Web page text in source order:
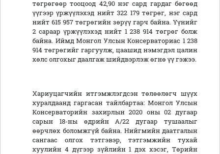
төгрөгөөр тооцоод 42,90 нэг сард гардаг бөгөөд
үүгээр үржүүлэхэд нийт 322 179 төгрөг, нэг сард
нийт 615 957 төгрөгийн зөрүү гарч байна. Үүнийг
2 сараар үржүүлэхэд нийт 1 238 914 төгрөг болж
байна. Иймд Монгол Улсын Консерваториас 1 238
914 төгрөгийг гаргуулж, цаашид нэмэгдэл цалин
хөлс олгохыг даалгаж шийдвэрлэж өгнө үү гэжээ.
Хариуцагчийн итгэмжлэгдсэн төлөөлөгч шүүх
хуралдаанд гаргасан тайлбартаа: Монгол Улсын
Консерваторийн захирлын 2020 оны 02 дугаар
сарын 18-ны өдрийн А/22 дугаар тушаалыг
өөрчлөх боломжгүй байна. Нийгмийн даатгалын
сангаас олгох тэтгэвэр, тэтгэмжийн тухай
хуулийн 4 дүгээр зүйлийн 1 дэх хэсэг, Төрийн